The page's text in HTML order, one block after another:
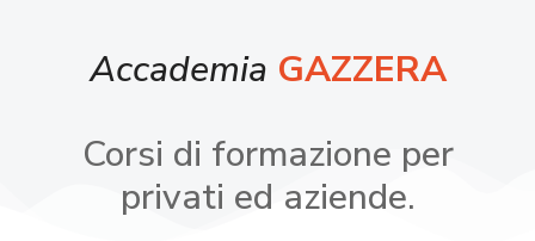
Accademia GAZZERA
Corsi di formazione per
privati ed aziende.